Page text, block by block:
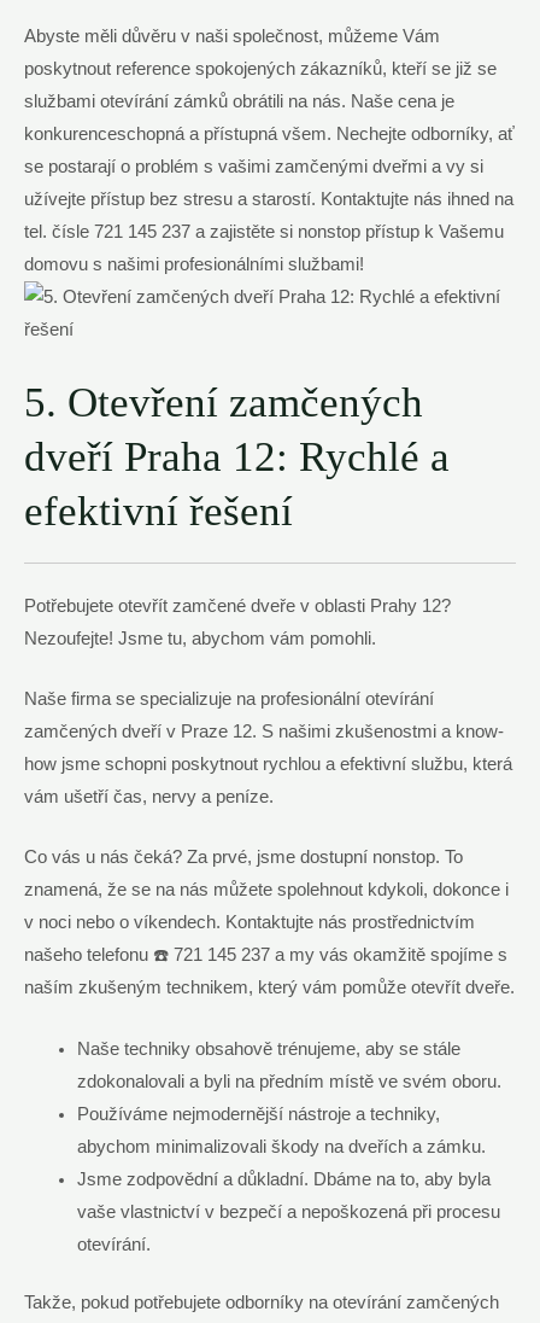
Abyste měli důvěru v naši společnost, můžeme Vám
poskytnout reference spokojených zákazníků, kteří se již se
službami otevírání zámků obrátili na nás. Naše cena je
konkurenceschopná a přístupná všem. Nechejte odborníky, ať
se postarají o problém s vašimi zamčenými dveřmi a vy si
užívejte přístup bez stresu a starostí. Kontaktujte nás ihned na
tel. čísle 721 145 237 a zajistěte si nonstop přístup k Vašemu
domovu s našimi profesionálními službami!
5. Otevření zamčených
dveří Praha 12: Rychlé a
efektivní řešení
Potřebujete otevřít zamčené dveře v oblasti Prahy 12?
Nezoufejte! Jsme tu, abychom vám pomohli.
Naše firma se specializuje na profesionální otevírání
zamčených dveří v Praze 12. S našimi zkušenostmi a know-
how jsme schopni poskytnout rychlou a efektivní službu, která
vám ušetří čas, nervy a peníze.
Co vás u nás čeká? Za prvé, jsme dostupní nonstop. To
znamená, že se na nás můžete spolehnout kdykoli, dokonce i
v noci nebo o víkendech. Kontaktujte nás prostřednictvím
našeho telefonu ☎️ 721 145 237 a my vás okamžitě spojíme s
naším zkušeným technikem, který vám pomůže otevřít dveře.
Naše techniky obsahově trénujeme, aby se stále
zdokonalovali a byli na předním místě ve svém oboru.
Používáme nejmodernější nástroje a techniky,
abychom minimalizovali škody na dveřích a zámku.
Jsme zodpovědní a důkladní. Dbáme na to, aby byla
vaše vlastnictví v bezpečí a nepoškozená při procesu
otevírání.
Takže, pokud potřebujete odborníky na otevírání zamčených